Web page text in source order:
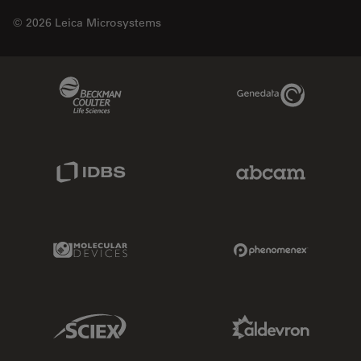
© 2026 Leica Microsystems
Genedata Link
Molecular Devices Link
Sciex Link